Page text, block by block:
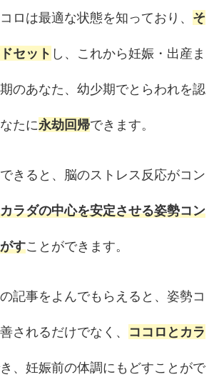
ロは最適な状態を知っており、 そ
セット し、これから妊娠・出産ま
のあなた、幼少期でとらわれを認
たに永劫回帰できます。
きると、脳のストレス反応がコン
カラダの中心を安定させる姿勢コン
すことができます。
記事をよんでもらえると、姿勢コ
されるだけでなく、 ココロとカラ
、妊娠前の体調にもどすことがで